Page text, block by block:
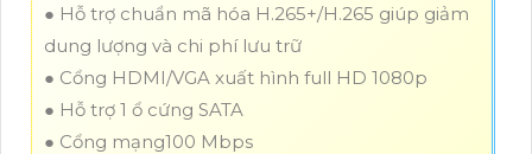
● Hỗ trợ chuẩn mã hóa H.265+/H.265 giúp giảm
dung lượng và chi phí lưu trữ
● Cổng HDMI/VGA xuất hình full HD 1080p
● Hỗ trợ 1 ổ cứng SATA
● Cổng mạng100 Mbps